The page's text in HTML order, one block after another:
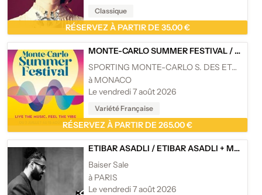
Classique
RÉSERVEZ À PARTIR DE 35.00 €
MONTE-CARLO SUMMER FESTIVAL /
SPORTING MONTE-CARLO S. DES ETOILES
à MONACO
Le vendredi 7 août 2026
Variété Française
RÉSERVEZ À PARTIR DE 265.00 €
ETIBAR ASADLI /ETIBAR ASADLI + MARTINI WANGERRMÉE
Baiser Sale
à PARIS
Le vendredi 7 août 2026